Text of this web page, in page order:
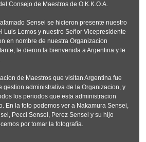
Consejo de Maestros de O.K.K.O.A.
Sensei se hicieron presente nuestro
Luis Lemos y nuestro Señor Vicepresidente
en nombre de nuestra Organizacion
le dieron la bienvenida a Argentina y le
de Maestros que visitan Argentina fue
gestion administrativa de la Organizacion, y
los periodos que esta administracion
En la foto podemos ver a Nakamura Sensei,
Pecci Sensei, Perez Sensei y su hijo
por tomar la fotografia.